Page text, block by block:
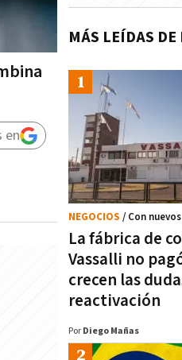
en
MÁS LEÍDAS DE
La fábrica de
Vassalli no
crecen las
reactivación
NEGOCIOS / Con
Por Diego Mañas